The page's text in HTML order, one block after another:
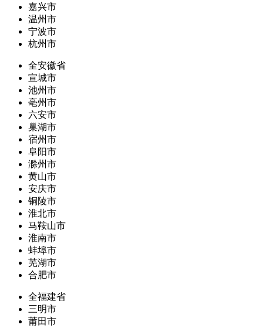
嘉兴市
温州市
宁波市
杭州市
全安徽省
宣城市
池州市
亳州市
六安市
巢湖市
宿州市
阜阳市
滁州市
黄山市
安庆市
铜陵市
淮北市
马鞍山市
淮南市
蚌埠市
芜湖市
合肥市
全福建省
三明市
莆田市